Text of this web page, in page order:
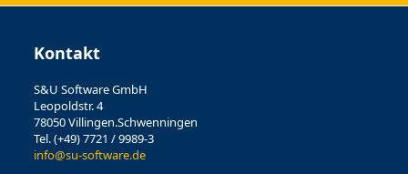
Kontakt
S&U Software GmbH
Leopoldstr. 4
78050 Villingen.Schwenningen
Tel. (+49) 7721 / 9989-3
info@su-software.de